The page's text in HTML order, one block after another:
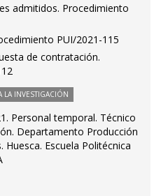
admitidos. Procedimiento
PUI/2021-115
de contratación.
LA INVESTIGACIÓN
Personal temporal. Técnico
Departamento Producción
Escuela Politécnica